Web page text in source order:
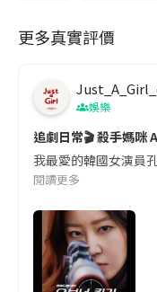
更多真實評價
娛樂
追劇日常🎬 殺手媽
我最愛的韓國女演員
閱讀更多